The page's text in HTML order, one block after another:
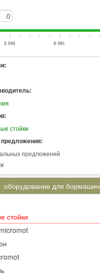
3 045 6 091
стойки
предложений
оборудование для бормашин
стойки